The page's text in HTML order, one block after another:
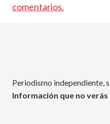
comentarios.
Periodismo independiente,
Información que no verás